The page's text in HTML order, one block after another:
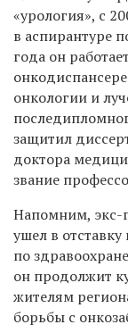
«урология», с
в аспирантуре
года он
онкологии и
защитил
доктора
звание
Напомним, экс-
ушел в
по
он продолжит
жителям
борьбы с